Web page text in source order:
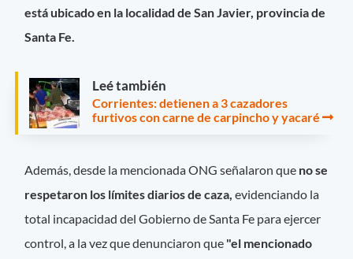
está ubicado en la localidad de San Javier, provincia de
Santa Fe.
Leé también
Corrientes: detienen a 3 cazadores
furtivos con carne de carpincho y yacaré
Además, desde la mencionada ONG señalaron que no se
respetaron los límites diarios de caza,evidenciando la
total incapacidad del Gobierno de Santa Fe para ejercer
control, a la vez que denunciaron que "el mencionado